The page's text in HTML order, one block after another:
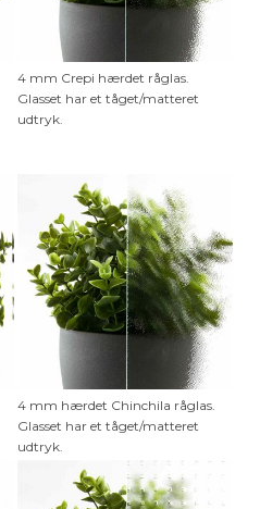
4 mm Crepi hærdet råglas.
Glasset har et tåget/matteret
udtryk.
4 mm hærdet Chinchila råglas.
Glasset har et tåget/matteret
udtryk.